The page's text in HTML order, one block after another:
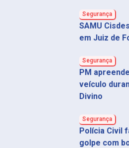
Segurança
SAMU
em Juiz de
Segurança
PM
veículo
Divino
Segurança
Polícia Civil
golpe com